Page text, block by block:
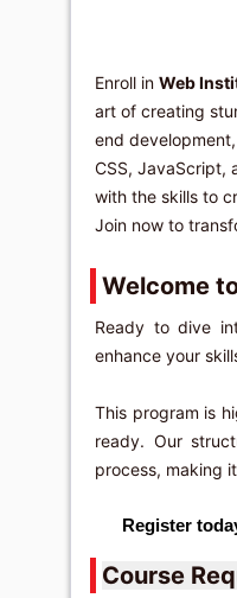
Enroll in Web
art of creating
end
CSS, JavaScript,
with the skills to
Join now to
Welcome
Ready to dive
enhance your
This program is
ready. Our
process, making
Register
Course